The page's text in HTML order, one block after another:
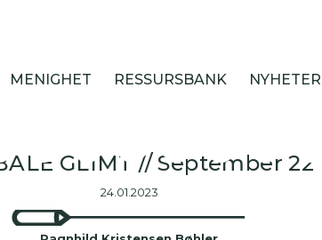
NYHETER
RESSURSBANK
MENIGHET
GLIMT // September 22
24.01.2023